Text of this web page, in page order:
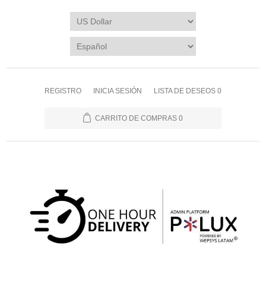
REGISTRO INICIA SESIÓN LISTA DE DESEOS 0
CARRITO DE COMPRAS 0